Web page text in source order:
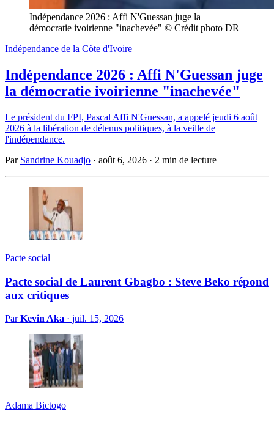
Indépendance 2026 : Affi N'Guessan juge la
démocratie ivoirienne "inachevée" © Crédit photo DR
Indépendance de la Côte d'Ivoire
Indépendance 2026 : Affi N'Guessan juge
la démocratie ivoirienne "inachevée"
Le président du FPI, Pascal Affi N'Guessan, a appelé jeudi 6 août
2026 à la libération de détenus politiques, à la veille de
l'indépendance.
Par Sandrine Kouadjo · août 6, 2026 · 2 min de lecture
Pacte social
Pacte social de Laurent Gbagbo : Steve Beko répond
aux critiques
ParKevin Aka · juil. 15, 2026
Adama Bictogo